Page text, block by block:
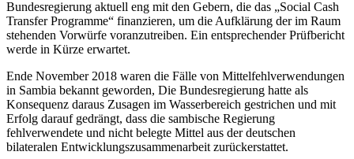
Bundesregierung aktuell eng mit den Gebern, die das „Social Cash
Transfer Programme“ finanzieren, um die Aufklärung der im Raum
stehenden Vorwürfe voranzutreiben. Ein entsprechender Prüfbericht
werde in Kürze erwartet.
Ende November 2018 waren die Fälle von Mittelfehlverwendungen
in Sambia bekannt geworden, Die Bundesregierung hatte als
Konsequenz daraus Zusagen im Wasserbereich gestrichen und mit
Erfolg darauf gedrängt, dass die sambische Regierung
fehlverwendete und nicht belegte Mittel aus der deutschen
bilateralen Entwicklungszusammenarbeit zurückerstattet.